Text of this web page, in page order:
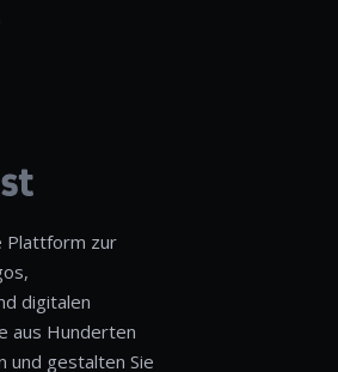
Plattform zur
digitalen
aus Hunderten
und gestalten Sie